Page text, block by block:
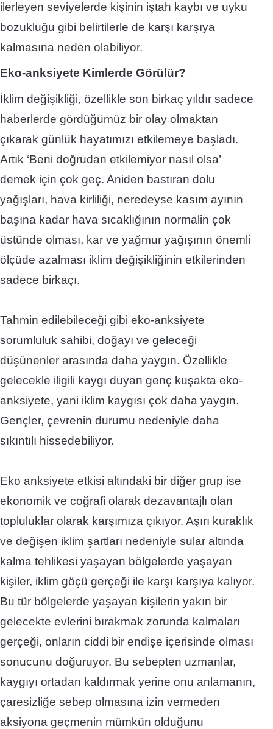
ilerleyen seviyelerde kişinin iştah kaybı ve uyku
bozukluğu gibi belirtilerle de karşı karşıya
kalmasına neden olabiliyor.
Eko-anksiyete Kimlerde Görülür?
İklim değişikliği, özellikle son birkaç yıldır sadece
haberlerde gördüğümüz bir olay olmaktan
çıkarak günlük hayatımızı etkilemeye başladı.
Artık ‘Beni doğrudan etkilemiyor nasıl olsa’
demek için çok geç. Aniden bastıran dolu
yağışları, hava kirliliği, neredeyse kasım ayının
başına kadar hava sıcaklığının normalin çok
üstünde olması, kar ve yağmur yağışının önemli
ölçüde azalması iklim değişikliğinin etkilerinden
sadece birkaçı.
Tahmin edilebileceği gibi eko-anksiyete
sorumluluk sahibi, doğayı ve geleceği
düşünenler arasında daha yaygın. Özellikle
gelecekle iligili kaygı duyan genç kuşakta eko-
anksiyete, yani iklim kaygısı çok daha yaygın.
Gençler, çevrenin durumu nedeniyle daha
sıkıntılı hissedebiliyor.
Eko anksiyete etkisi altındaki bir diğer grup ise
ekonomik ve coğrafi olarak dezavantajlı olan
topluluklar olarak karşımıza çıkıyor. Aşırı kuraklık
ve değişen iklim şartları nedeniyle sular altında
kalma tehlikesi yaşayan bölgelerde yaşayan
kişiler, iklim göçü gerçeği ile karşı karşıya kalıyor.
Bu tür bölgelerde yaşayan kişilerin yakın bir
gelecekte evlerini bırakmak zorunda kalmaları
gerçeği, onların ciddi bir endişe içerisinde olması
sonucunu doğuruyor. Bu sebepten uzmanlar,
kaygıyı ortadan kaldırmak yerine onu anlamanın,
çaresizliğe sebep olmasına izin vermeden
aksiyona geçmenin mümkün olduğunu